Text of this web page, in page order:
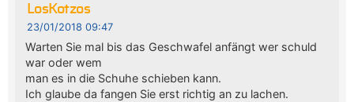
LosKotzos
23/01/2018 09:47
Warten Sie mal bis das Geschwafel anfängt wer schuld
war oder wem
man es in die Schuhe schieben kann.
Ich glaube da fangen Sie erst richtig an zu lachen.